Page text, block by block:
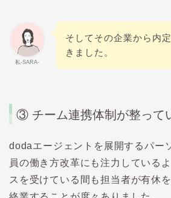
私-SARA-
そしてその企業から内
きました。
③ チーム連携体制が整って
dodaエージェントを展開するパー
員の働き方改革にも注力している
スを受けている間も担当者が有休